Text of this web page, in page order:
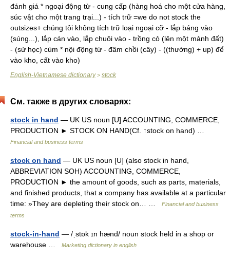
đánh giá * ngoại động từ - cung cấp (hàng hoá cho một cửa hàng,
súc vật cho một trang trại...) - tích trữ =we do not stock the
outsizes+ chúng tôi không tích trữ loại ngoại cỡ - lắp báng vào
(súng...), lắp cán vào, lắp chuôi vào - trồng cỏ (lên một mảnh đất)
- (sử học) cùm * nội động từ - đâm chồi (cây) - ((thường) + up) để
vào kho, cất vào kho)
English-Vietnamese dictionary> stock
См. также в других словарях:
stock in hand — UK US noun [U] ACCOUNTING, COMMERCE,
PRODUCTION ► STOCK ON HAND(Cf. ↑stock on hand) …
Financial and business terms
stock on hand — UK US noun [U] (also stock in hand,
ABBREVIATION SOH) ACCOUNTING, COMMERCE,
PRODUCTION ► the amount of goods, such as parts, materials,
and finished products, that a company has available at a particular
time: »They are depleting their stock on… …
Financial and business
terms
stock-in-hand — /ˌstɒk ɪn hænd/ noun stock held in a shop or
warehouse …
Marketing dictionary in english